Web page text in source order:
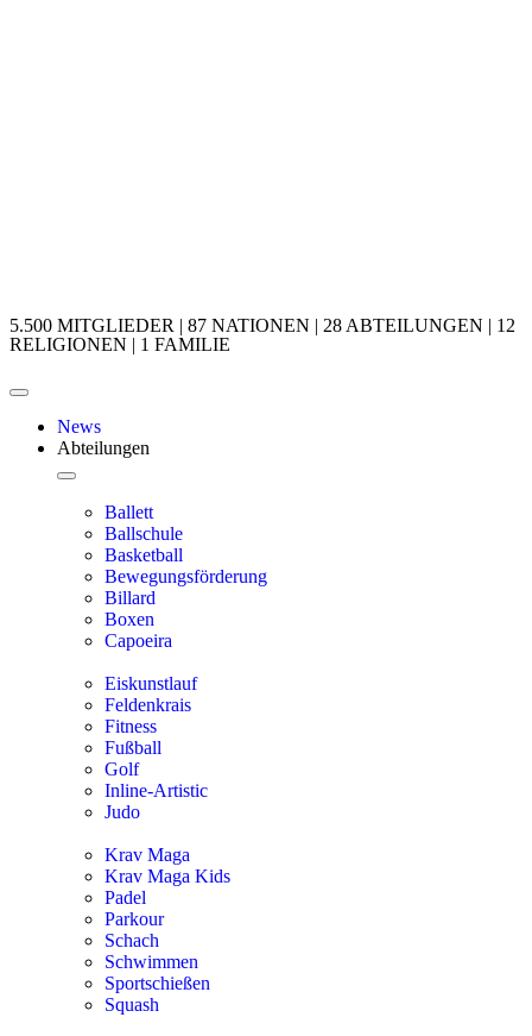
5.500 MITGLIEDER | 87 NATIONEN | 28 ABTEILUNGEN | 12
RELIGIONEN | 1 FAMILIE
News
Abteilungen
Ballett
Ballschule
Basketball
Bewegungsförderung
Billard
Boxen
Capoeira
Eiskunstlauf
Feldenkrais
Fitness
Fußball
Golf
Inline-Artistic
Judo
Krav Maga
Krav Maga Kids
Padel
Parkour
Schach
Schwimmen
Sportschießen
Squash